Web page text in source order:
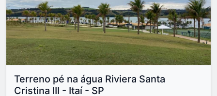
Terreno pé na água Riviera Santa
Cristina III - Itaí - SP